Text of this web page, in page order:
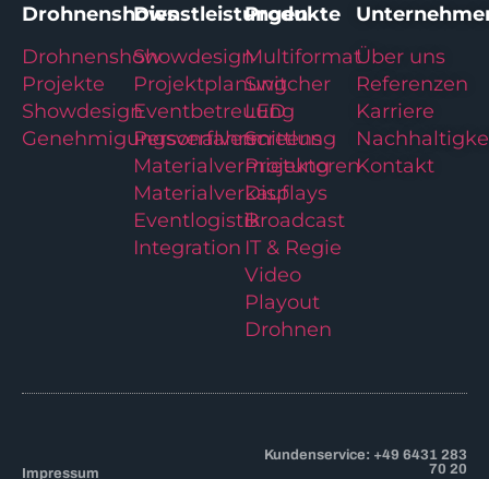
Drohnenshows
Drohnenshow
Projekte
Showdesign
Genehmigungsverfahren
Dienstleistungen
Showdesign
Projektplanung
Eventbetreuung
Personalvermittlung
Materialvermietung
Materialverkauf
Eventlogistik
Integration
Produkte
Multiformat
Switcher
LED
Screens
Projektoren
Displays
Broadcast
IT & Regie
Video
Playout
Drohnen
Über uns
Referenzen
Karriere
Kontakt
Impressum
Kundenservice: +49 6431 283
70 20